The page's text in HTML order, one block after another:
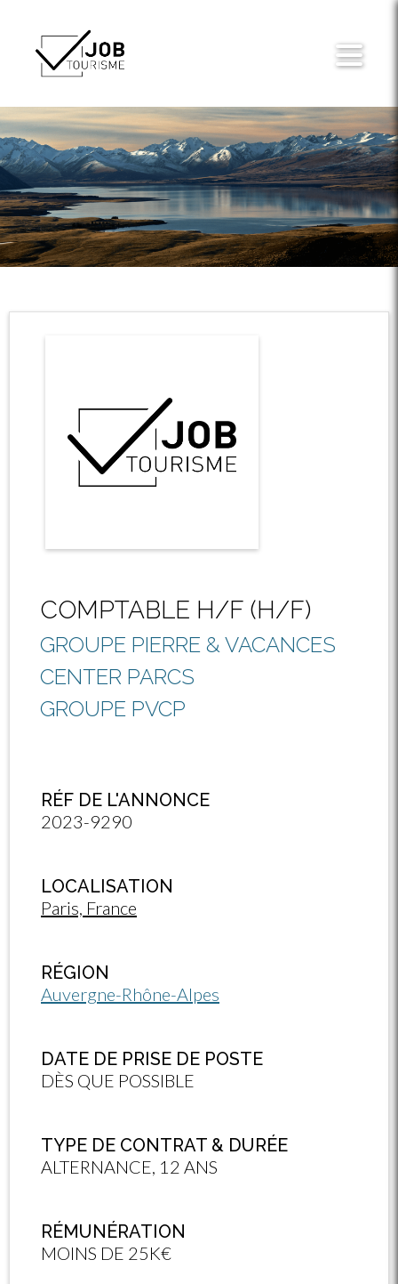
COMPTABLE H/F (H/F)
GROUPE PIERRE & VACANCES
CENTER PARCS
GROUPE PVCP
RÉF DE L'ANNONCE
2023-9290
LOCALISATION
Paris, France
RÉGION
Auvergne-Rhône-Alpes
DATE DE PRISE DE POSTE
DÈS QUE POSSIBLE
TYPE DE CONTRAT & DURÉE
ALTERNANCE, 12 ANS
RÉMUNÉRATION
MOINS DE 25K€